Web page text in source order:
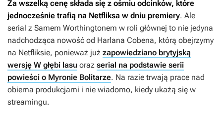
Za wszelką cenę składa się z ośmiu odcinków, które
jednocześnie trafią na Netfliksa w dniu premiery. Ale
serial z Samem Worthingtonem w roli głównej to nie jedyna
nadchodząca nowość od Harlana Cobena, którą obejrzymy
na Netfliksie, ponieważ już zapowiedziano brytyjską
wersję W głębi lasu oraz serial na podstawie serii
powieści o Myronie Bolitarze. Na razie trwają prace nad
obiema produkcjami i nie wiadomo, kiedy ukażą się w
streamingu.